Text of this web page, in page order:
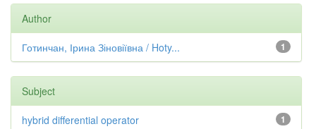
Author
1
Готинчан, Ірина Зіновіївна / Hoty...
Subject
1
hybrid differential operator